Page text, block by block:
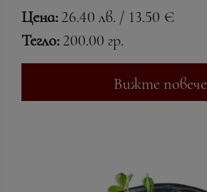
Цена: 26.40 лв. / 13.50 €
Тегло: 200.00 гр.
Вижте повече